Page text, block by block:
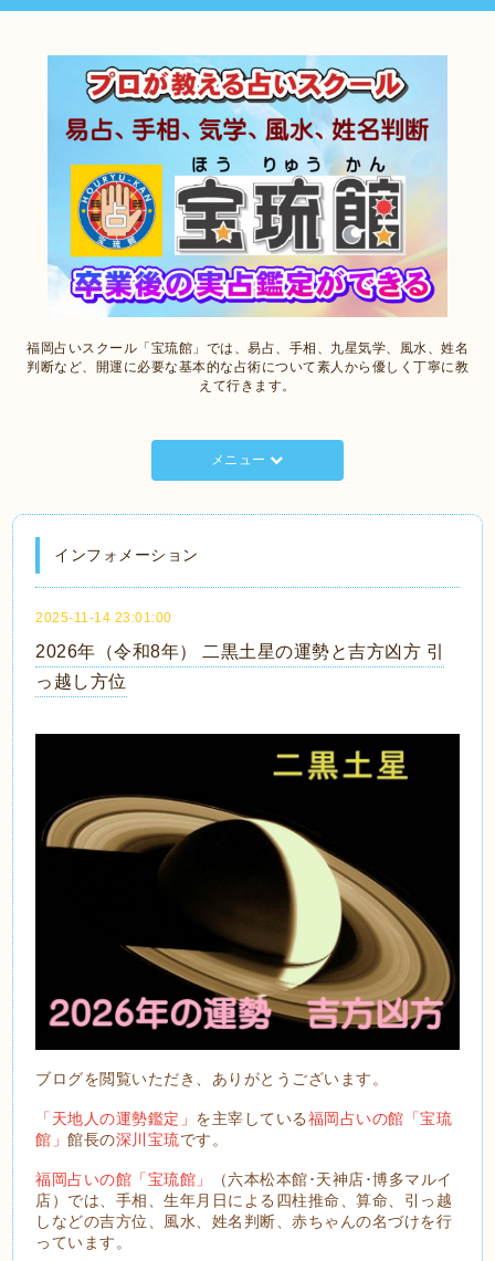
福岡占いスクール「宝琉館」では、易占、手相、九星気学、風水、姓名
判断など、開運に必要な基本的な占術について素人から優しく丁寧に教
えて行きます。
メニュー
インフォメーション
2025-11-14 23:01:00
2026年（令和8年） 二黒土星の運勢と吉方凶方 引
っ越し方位
ブログを閲覧いただき、ありがとうございます。
「天地人の運勢鑑定」 を主宰している福岡占いの館「宝琉
館」館長の深川宝琉です。
福岡占いの館「宝琉館」
（六本松本館･天神店･博多マルイ
店）では、手相、生年月日による四柱推命、算命、引っ越
しなどの吉方位、風水、姓名判断、赤ちゃんの名づけを行
っています。